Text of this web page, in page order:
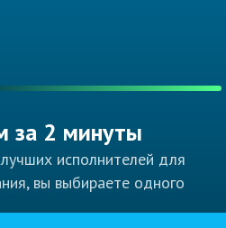
за 2 минуты
исполнителей для
вы выбираете одного